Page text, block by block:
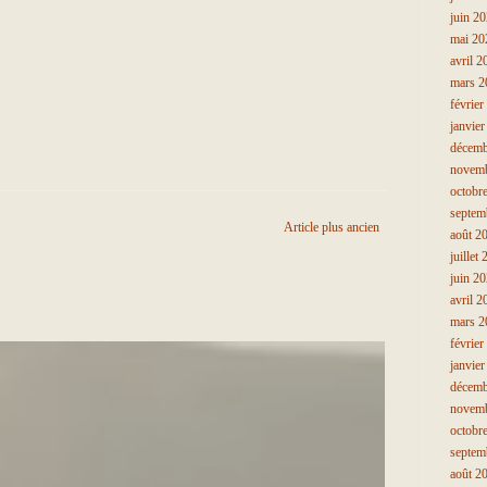
Article plus ancien
juin
mai
avril
mars
février
août
juillet
juin
avril
mars
février
août